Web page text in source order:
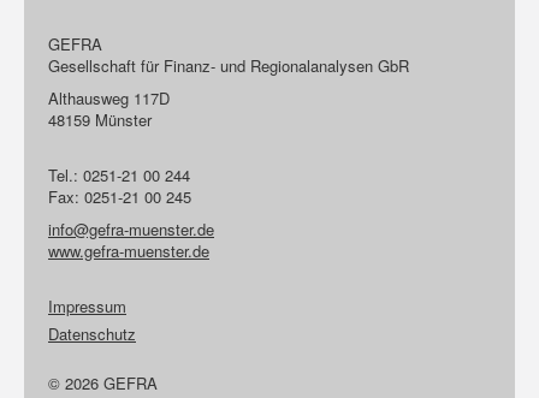
GEFRA
Gesellschaft für Finanz- und Regionalanalysen GbR
Althausweg 117D
48159 Münster
Tel.: 0251-21 00 244
Fax: 0251-21 00 245
info@gefra-muenster.de
www.gefra-muenster.de
Impressum
Datenschutz
© 2026 GEFRA